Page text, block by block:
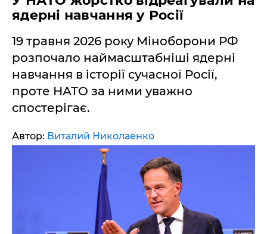
ядерні навчання у Росії
19 травня 2026 року Міноборони РФ
розпочало наймасштабніші ядерні
навчання в історії сучасної Росії,
проте НАТО за ними уважно
спостерігає.
Автор: Виталий Николаенко